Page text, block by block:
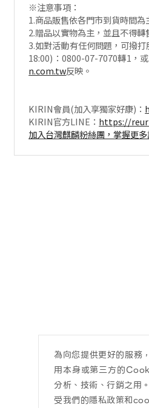
※注意事項：
1.商品販售依各門市到貨時間為
2.贈品以實物為主，並且不得轉
3.如對活動有任何問題，可撥
18:00)：0800-07-7070轉1，
n.com.tw反映。
KIRIN會員(加入享獨家好康)：
KIRIN官方LINE： https://
加入台灣麒麟粉絲團，掌握更多
為向您提供更好的服務
用本身或第三方的
分析、技術、行銷之用
受我們的隱私政策和